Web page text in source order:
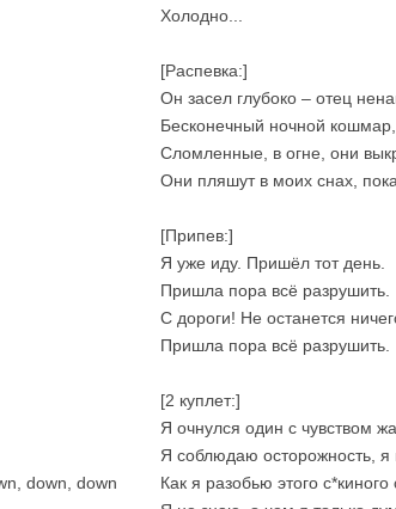
down, down
Холодно...
[Распевка:]
Он засел глубоко – отец
Бесконечный ночной кошмар,
Сломленные, в огне, они
Они пляшут в моих снах,
[Припев:]
Я уже иду. Пришёл тот день.
Пришла пора всё разрушить.
С дороги! Не останется
Пришла пора всё разрушить.
[2 куплет:]
Я очнулся один с чувством
Я соблюдаю осторожность, я
Как я разобью этого